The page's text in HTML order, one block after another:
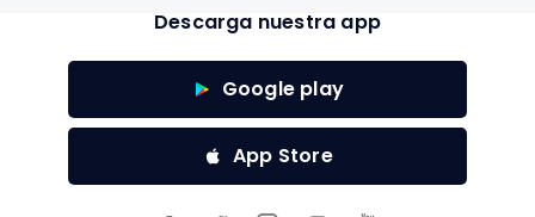
Descarga nuestra app
Google play
App Store